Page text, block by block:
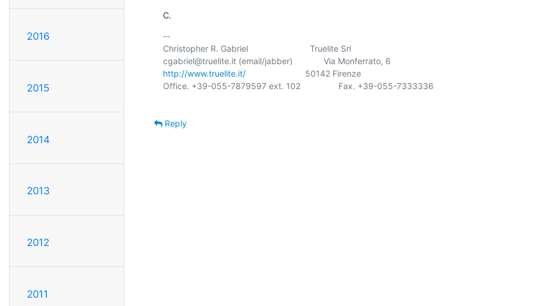
2016
2015
2014
2013
2012
2011
C.
--
Christopher R. Gabriel                          Truelite Srl
http://www.truelite.it/
                         50142 Firenze
Office. +39-055-7879597 ext. 102                Fax. +39-055-7333336
Reply